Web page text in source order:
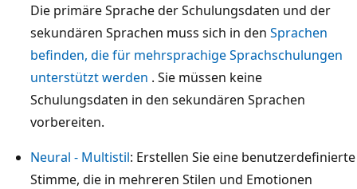
Die primäre Sprache der Schulungsdaten und der
sekundären Sprachen muss sich in den Sprachen
befinden, die für mehrsprachige Sprachschulungen
unterstützt werden . Sie müssen keine
Schulungsdaten in den sekundären Sprachen
vorbereiten.
Neural - Multistil: Erstellen Sie eine benutzerdefinierte
Stimme, die in mehreren Stilen und Emotionen